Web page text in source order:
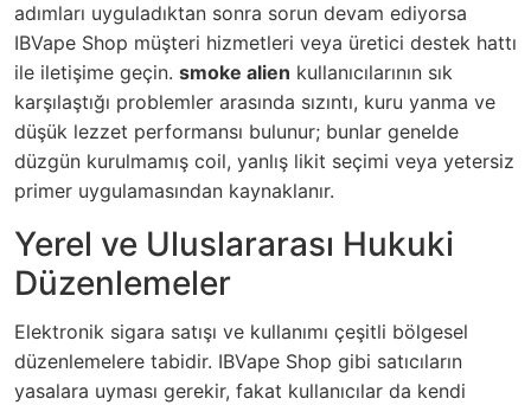
adımları uyguladıktan sonra sorun devam ediyorsa
IBVape Shop müşteri hizmetleri veya üretici destek hattı
ile iletişime geçin. smoke alien kullanıcılarının sık
karşılaştığı problemler arasında sızıntı, kuru yanma ve
düşük lezzet performansı bulunur; bunlar genelde
düzgün kurulmamış coil, yanlış likit seçimi veya yetersiz
primer uygulamasından kaynaklanır.
Yerel ve Uluslararası Hukuki
Düzenlemeler
Elektronik sigara satışı ve kullanımı çeşitli bölgesel
düzenlemelere tabidir. IBVape Shop gibi satıcıların
yasalara uyması gerekir, fakat kullanıcılar da kendi